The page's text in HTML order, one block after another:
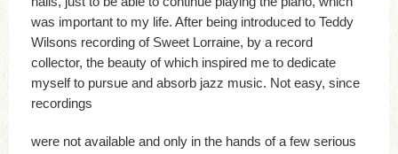
was important to my life. After being introduced to Teddy
Wilsons recording of Sweet Lorraine, by a record
collector, the beauty of which inspired me to dedicate
myself to pursue and absorb jazz music. Not easy, since
recordings
were not available and only in the hands of a few serious